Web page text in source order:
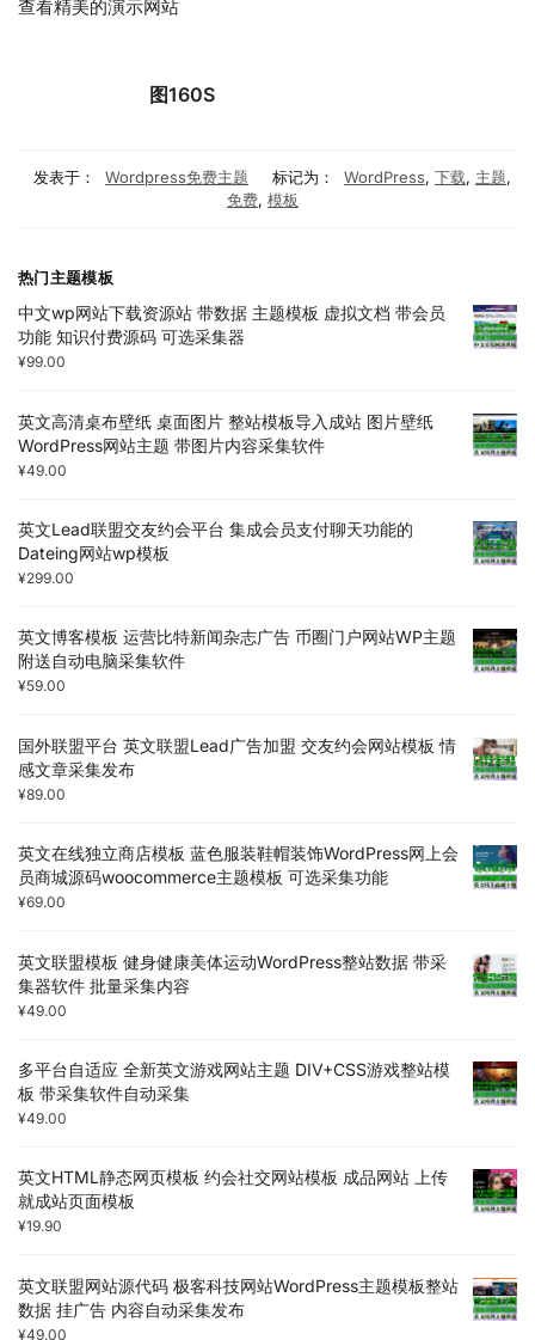
查看精美的演示网站
图160S
发表于： Wordpress免费主题 标记为： WordPress, 下载, 主题,
免费, 模板
热门主题模板
中文wp网站下载资源站 带数据 主题模板 虚拟文档 带会员
功能 知识付费源码 可选采集器
¥99.00
英文高清桌布壁纸 桌面图片 整站模板导入成站 图片壁纸
WordPress网站主题 带图片内容采集软件
¥49.00
英文Lead联盟交友约会平台 集成会员支付聊天功能的
Dateing网站wp模板
¥299.00
英文博客模板 运营比特新闻杂志广告 币圈门户网站WP主题
附送自动电脑采集软件
¥59.00
国外联盟平台 英文联盟Lead广告加盟 交友约会网站模板 情
感文章采集发布
¥89.00
英文在线独立商店模板 蓝色服装鞋帽装饰WordPress网上会
员商城源码woocommerce主题模板 可选采集功能
¥69.00
英文联盟模板 健身健康美体运动WordPress整站数据 带采
集器软件 批量采集内容
¥49.00
多平台自适应 全新英文游戏网站主题 DIV+CSS游戏整站模
板 带采集软件自动采集
¥49.00
英文HTML静态网页模板 约会社交网站模板 成品网站 上传
就成站页面模板
¥19.90
英文联盟网站源代码 极客科技网站WordPress主题模板整站
数据 挂广告 内容自动采集发布
¥49.00